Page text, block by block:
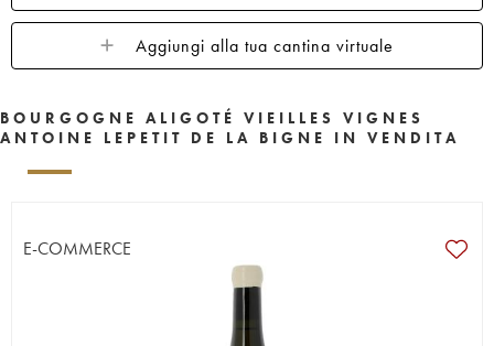
Aggiungi alla tua cantina virtuale
BOURGOGNE ALIGOTÉ VIEILLES VIGNES
ANTOINE LEPETIT DE LA BIGNE IN VENDITA
E-COMMERCE